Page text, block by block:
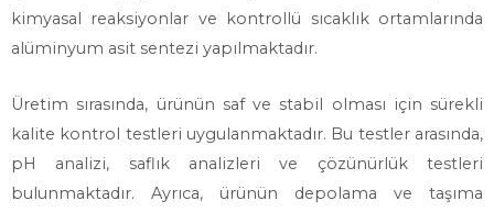
kimyasal reaksiyonlar ve kontrollü sıcaklık ortamlarında
alüminyum asit sentezi yapılmaktadır.
Üretim sırasında, ürünün saf ve stabil olması için sürekli
kalite kontrol testleri uygulanmaktadır. Bu testler arasında,
pH analizi, saflık analizleri ve çözünürlük testleri
bulunmaktadır. Ayrıca, ürünün depolama ve taşıma